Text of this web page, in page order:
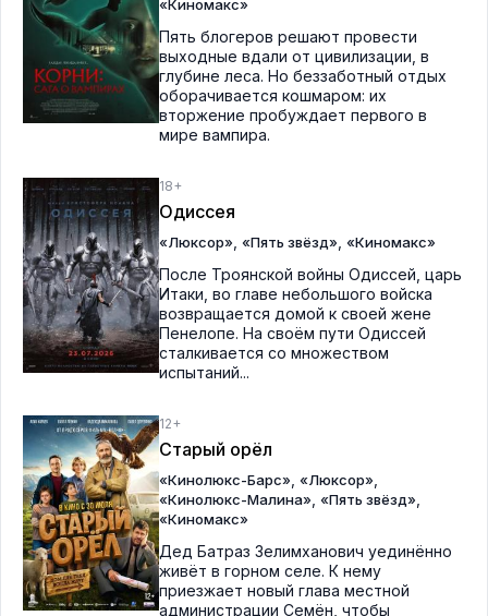
«Киномакс»
Пять блогеров решают провести
выходные вдали от цивилизации, в
глубине леса. Но беззаботный отдых
оборачивается кошмаром: их
вторжение пробуждает первого в
мире вампира.
18+
Одиссея
«Люксор», «Пять звёзд», «Киномакс»
После Троянской войны Одиссей, царь
Итаки, во главе небольшого войска
возвращается домой к своей жене
Пенелопе. На своём пути Одиссей
сталкивается со множеством
испытаний...
12+
Старый орёл
«Кинолюкс-Барс», «Люксор»,
«Кинолюкс-Малина», «Пять звёзд»,
«Киномакс»
Дед Батраз Зелимханович уединённо
живёт в горном селе. К нему
приезжает новый глава местной
администрации Семён, чтобы